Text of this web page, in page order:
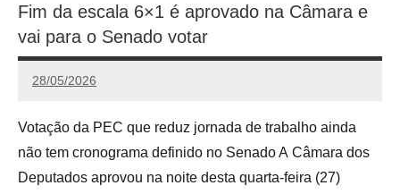
Fim da escala 6×1 é aprovado na Câmara e
vai para o Senado votar
28/05/2026
Calango
Votação da PEC que reduz jornada de trabalho ainda
não tem cronograma definido no Senado A Câmara dos
Deputados aprovou na noite desta quarta-feira (27)